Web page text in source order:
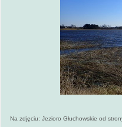
Na zdjęciu: Jezioro Głuchowskie od